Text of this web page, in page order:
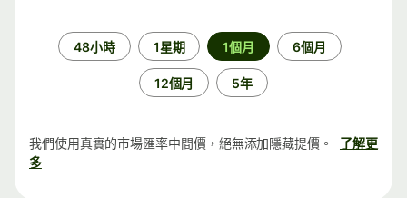
48小時 1星期 1個月 6個月
12個月 5年
我們使用真實的市場匯率中間價，絕無添加隱藏提價。
了解更
多